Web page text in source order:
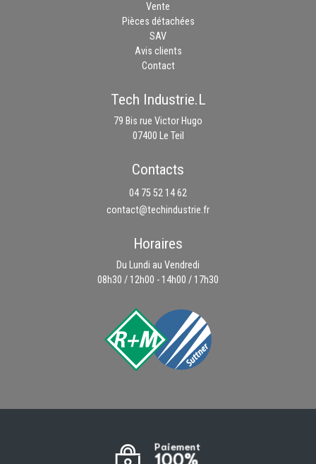
Vente
Pièces détachées
SAV
Avis clients
Contact
Tech Industrie.L
79 Bis rue Victor Hugo
07400 Le Teil
Contacts
04 75 52 14 62
contact@techindustrie.fr
Horaires
Du Lundi au Vendredi
08h30 / 12h00 - 14h00 / 17h30